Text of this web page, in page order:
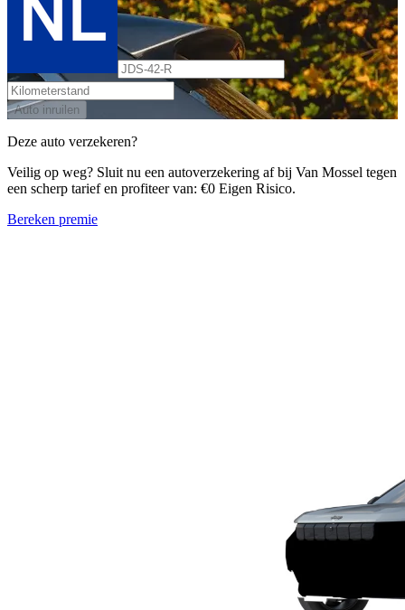
Auto inruilen
Deze auto verzekeren?
Veilig op weg? Sluit nu een autoverzekering af bij Van Mossel tegen
een scherp tarief en profiteer van: €0 Eigen Risico.
Bereken premie